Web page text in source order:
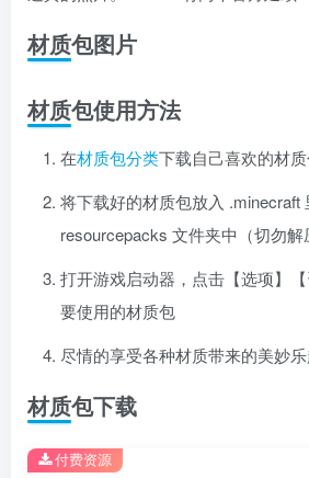
材质包图片
材质包使用方法
在材质包分类下载自己喜欢的材
将下载好的材质包放入 .minecraft
resourcepacks 文件夹中（切勿解
打开游戏启动器，点击【选项】
要使用的材质包
尽情的享受各种材质带来的美妙
材质包下载
付费资源